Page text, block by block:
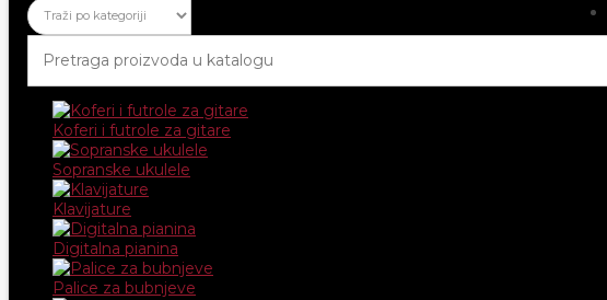
Koferi i futrole za gitare
Sopranske ukulele
Klavijature
Digitalna pianina
Palice za bubnjeve